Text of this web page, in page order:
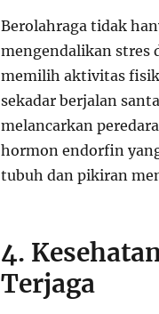
Berolahraga tidak
mengendalikan stres
memilih aktivitas fisik
sekadar berjalan
melancarkan
hormon endorfin
tubuh dan pikiran
4.
Terjaga